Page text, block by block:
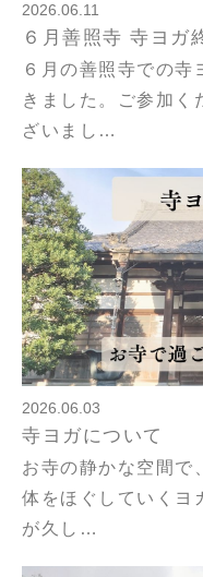
2026.06.11
６月善照寺 寺ヨガ
６月の善照寺での寺
きました。ご参加く
ざいまし…
2026.06.03
寺ヨガについて
お寺の静かな空間で
体をほぐしていくヨ
が久し…